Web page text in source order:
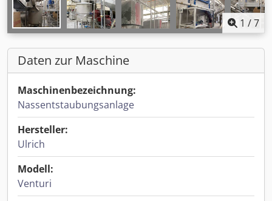
1 /7
Daten zur Maschine
Maschinenbezeichnung:
Nassentstaubungsanlage
Hersteller:
Ulrich
Modell:
Venturi